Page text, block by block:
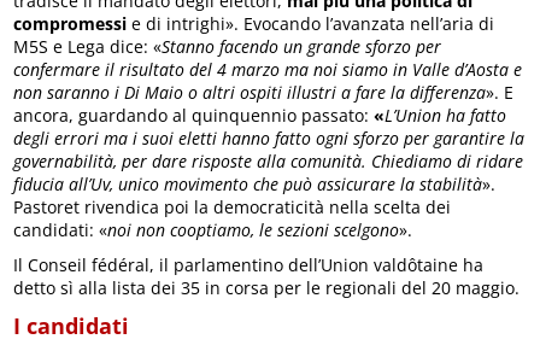
compromessi e di intrighi». Evocando l’avanzata nell’aria di
M5S e Lega dice: «Stanno facendo un grande sforzo per
confermare il risultato del 4 marzo ma noi siamo in Valle d’Aosta e
non saranno i Di Maio o altri ospiti illustri a fare la differenza». E
ancora, guardando al quinquennio passato:«L’Union ha fatto
degli errori ma i suoi eletti hanno fatto ogni sforzo per garantire la
governabilità, per dare risposte alla comunità. Chiediamo di ridare
fiducia all’Uv, unico movimento che può assicurare la stabilità».
Pastoret rivendica poi la democraticità nella scelta dei
candidati: «noi non cooptiamo, le sezioni scelgono».
Il Conseil fédéral, il parlamentino dell’Union valdôtaine ha
detto sì alla lista dei 35 in corsa per le regionali del 20 maggio.
I candidati